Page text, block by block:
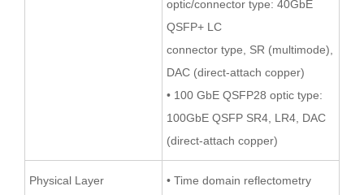
optic/connector type: 40GbE
QSFP+ LC
connector type, SR (multimode),
DAC (direct-attach copper)
• 100 GbE QSFP28 optic type:
100GbE QSFP SR4, LR4, DAC
(direct-attach copper)
Physical Layer
• Time domain reflectometry